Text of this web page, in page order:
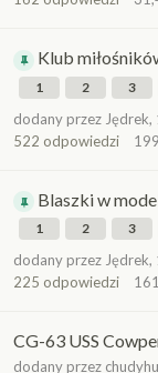
Klub
1 2 3
dodany przez Jędrek,
522 odpowiedzi
Blaszki w
1 2 3
dodany przez Jędrek,
225 odpowiedzi
CG-63 USS
dodany przez